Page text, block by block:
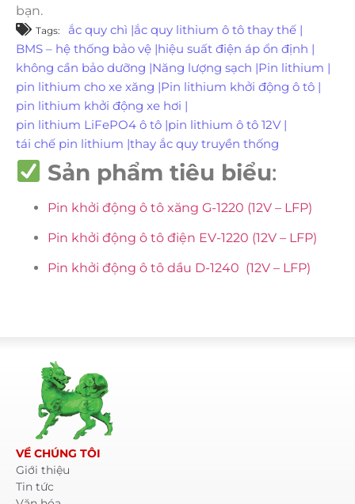
bạn.
Tags: ắc quy chì |ắc quy lithium ô tô thay thế |
BMS – hệ thống bảo vệ |hiệu suất điện áp ổn định |
không cần bảo dưỡng |Năng lượng sạch |Pin lithium |
pin lithium cho xe xăng |Pin lithium khởi động ô tô |
pin lithium khởi động xe hơi |
pin lithium LiFePO4 ô tô |pin lithium ô tô 12V|
tái chế pin lithium |thay ắc quy truyền thống
Sản phẩm tiêu biểu:
Pin khởi động ô tô xăng G-1220 (12V – LFP)
Pin khởi động ô tô điện EV-1220 (12V – LFP)
Pin khởi động ô tô dầu D-1240 (12V – LFP)
VỀ CHÚNG TÔI
Giới thiệu
Tin tức